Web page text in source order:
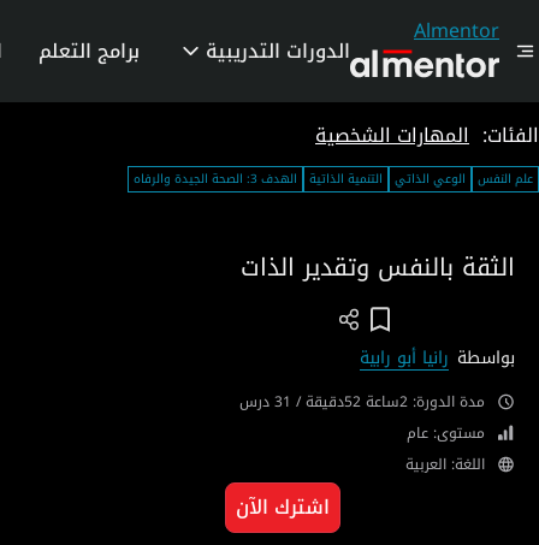
Almentor
الدورات التدريبية برامج التعلم
الفئات: المهارات الشخصية
علم النفس الوعي الذاتي التنمية الذاتية الهدف 3: الصحة الجيدة والرفاه
الثقة بالنفس وتقدير الذات
بواسطة رانيا أبو رابية
مدة الدورة: 2ساعة 52دقيقة / 31 درس
مستوى: عام
اللغة: العربية
اشترك الآن